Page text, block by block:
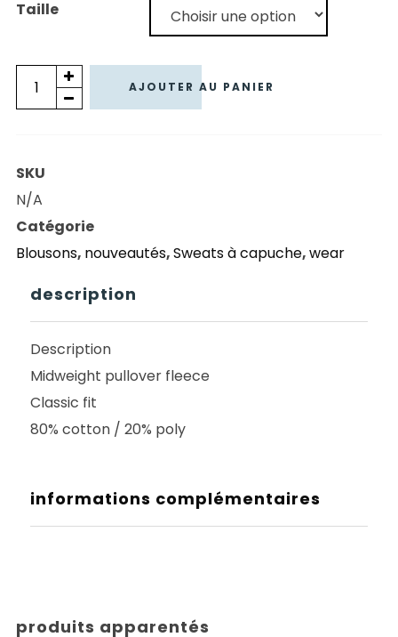
Taille
quantité
de
CAPUCHE
DARK
SEAS
SAILOR
SUN
FLEECE
BLUE
MAGIC
AJOUTER AU PANIER
SKU
N/A
Catégorie
Blousons, nouveautés,Sweats à capuche,wear
description
Description
Midweight pullover fleece
Classic fit
80% cotton / 20% poly
informations complémentaires
produits apparentés